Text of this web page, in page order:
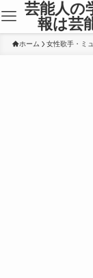
芸能人の
報は芸
ホーム 女性歌手・ミ